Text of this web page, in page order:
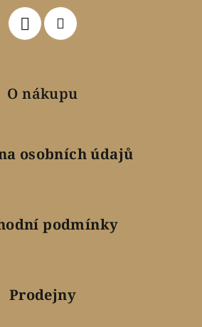
O nákupu
osobních údajů
podmínky
Prodejny